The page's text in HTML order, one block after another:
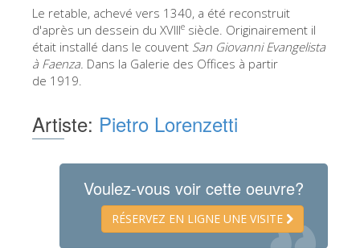
Visite virtuelle
Les Oeuvres
Les Salles
Les nouvelles salles
Le Musée national du Bargello
Galerie de l'Académie
Le retable, achevé vers 1340, a été reconstruit
d'après un dessein du XVIIIe siècle. Originairement il
était installé dans le couvent San Giovanni Evangelista
à Faenza. Dans la Galerie des Offices à partir
de 1919.
Artiste: Pietro Lorenzetti
Voulez-vous voir cette oeuvre?
RÉSERVEZ EN LIGNE UNE VISITE